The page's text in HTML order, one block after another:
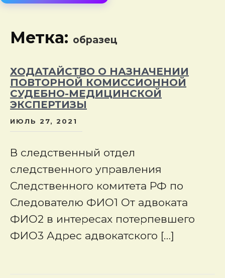
Метка: образец
ХОДАТАЙСТВО О НАЗНАЧЕНИИ
ПОВТОРНОЙ КОМИССИОННОЙ
СУДЕБНО-МЕДИЦИНСКОЙ
ЭКСПЕРТИЗЫ
ИЮЛЬ 27, 2021
В следственный отдел
следственного управления
Следственного комитета РФ по
Следователю ФИО1 От адвоката
ФИО2 в интересах потерпевшего
ФИО3 Адрес адвокатского […]